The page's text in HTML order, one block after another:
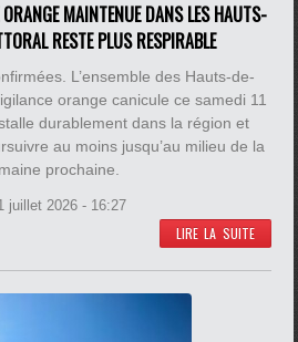
MAINTENUE DANS LES HAUTS-
RESTE PLUS RESPIRABLE
L’ensemble des Hauts-de-
orange canicule ce samedi 11
durablement dans la région et
au moins jusqu’au milieu de la
prochaine.
juillet 2026 - 16:27
LIRE LA SUITE